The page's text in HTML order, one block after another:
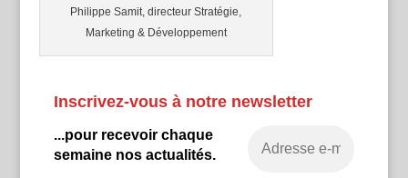
Philippe Samit, directeur Stratégie,
Marketing & Développement
Inscrivez-vous à notre newsletter
...pour recevoir chaque
semaine nos actualités.